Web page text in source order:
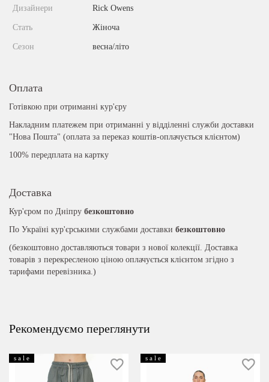
Дизайнери Rick Owens
Стать Жіноча
Сезон весна/літо
Оплата
Готівкою при отриманні кур'єру
Накладним платежем при отриманні у відділенні служби доставки
"Нова Пошта" (оплата за переказ коштів-оплачується клієнтом)
100% передплата на картку
Доставка
Кур'єром по Дніпру безкоштовно
По Україні кур'єрськими службами доставки безкоштовно
(безкоштовно доставляються товари з нової колекції. Доставка
товарів з перекресленою ціною оплачується клієнтом згідно з
тарифами перевізника.)
Рекомендуємо переглянути
s a l e s a l e